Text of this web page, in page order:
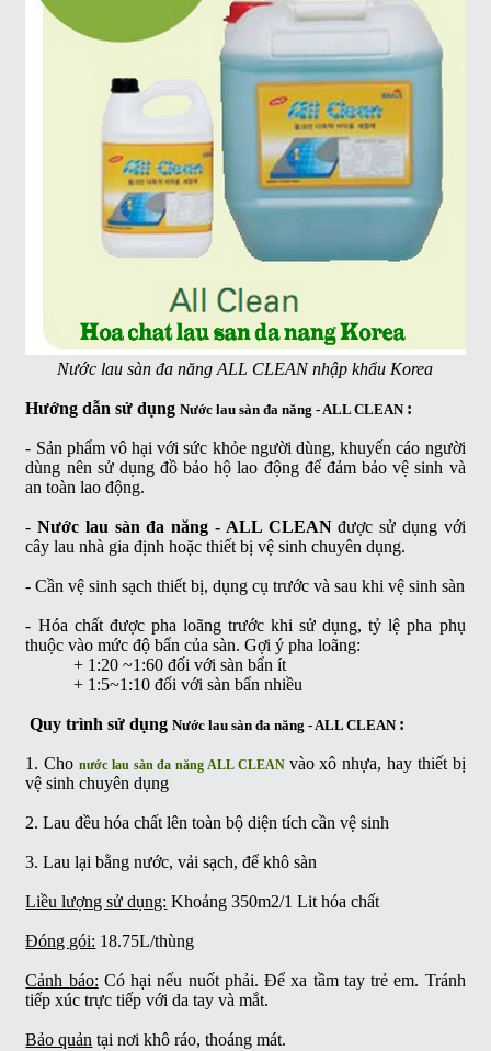
Nước lau sàn đa năng ALL CLEAN nhập khẩu Korea
Hướng dẫn sử dụngNước lau sàn đa năng - ALL CLEAN :
- Sản phẩm vô hại với sức khỏe người dùng, khuyến cáo người
dùng nên sử dụng đồ bảo hộ lao động để đảm bảo vệ sinh và
an toàn lao động.
- Nước lau sàn đa năng - ALL CLEANđược sử dụng với
cây lau nhà gia định hoặc thiết bị vệ sinh chuyên dụng.
- Cần vệ sinh sạch thiết bị, dụng cụ trước và sau khi vệ sinh sàn
- Hóa chất được pha loãng trước khi sử dụng, tỷ lệ pha phụ
thuộc vào mức độ bẩn của sàn. Gợi ý pha loãng:
+ 1:20 ~1:60 đối với sàn bẩn ít
+ 1:5~1:10 đối với sàn bẩn nhiều
Quy trình sử dụngNước lau sàn đa năng - ALL CLEAN :
1. Chonước lau sàn đa năng ALL CLEAN vào xô nhựa, hay thiết bị
vệ sinh chuyên dụng
2. Lau đều hóa chất lên toàn bộ diện tích cần vệ sinh
3. Lau lại bằng nước, vải sạch, để khô sàn
Liều lượng sử dụng: Khoảng 350m2/1 Lit hóa chất
Đóng gói: 18.75L/thùng
Cảnh báo: Có hại nếu nuốt phải. Để xa tầm tay trẻ em. Tránh
tiếp xúc trực tiếp với da tay và mắt.
Bảo quản tại nơi khô ráo, thoáng mát.